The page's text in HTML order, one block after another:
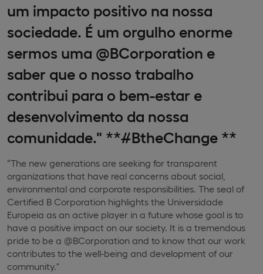
um impacto positivo na nossa
sociedade. É um orgulho enorme
sermos uma @BCorporation e
saber que o nosso trabalho
contribui para o bem-estar e
desenvolvimento da nossa
comunidade." **#BtheChange **
“The new generations are seeking for transparent
organizations that have real concerns about social,
environmental and corporate responsibilities. The seal of
Certified B Corporation highlights the Universidade
Europeia as an active player in a future whose goal is to
have a positive impact on our society. It is a tremendous
pride to be a @BCorporation and to know that our work
contributes to the well-being and development of our
community."